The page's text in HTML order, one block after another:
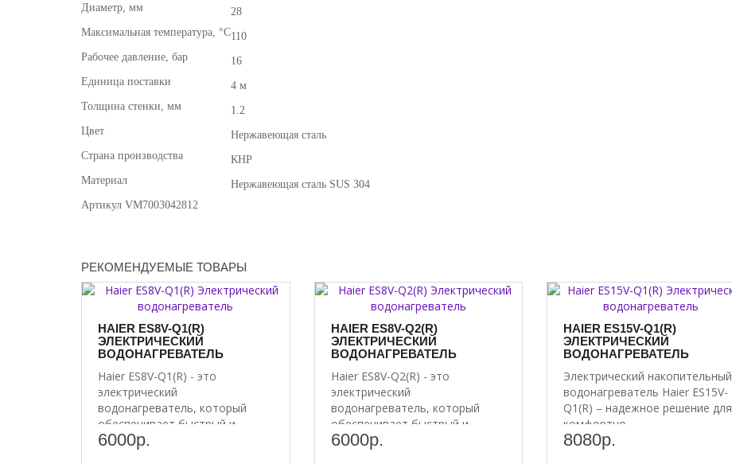
Диаметр, мм
28
Максимальная температура, °С110
Рабочее давление, бар
16
Единица поставки
4 м
Толщина стенки, мм
1.2
Цвет
Нержавеющая сталь
Страна производства
КНР
Материал
Нержавеющая сталь SUS 304
Артикул VM7003042812
РЕКОМЕНДУЕМЫЕ ТОВАРЫ
HAIER ES8V-Q1(R)
ЭЛЕКТРИЧЕСКИЙ
ВОДОНАГРЕВАТЕЛЬ
Haier ES8V-Q1(R) - это
электрический
водонагреватель, который
обеспечивает быстрый и
эффективный наг..
6000р.
HAIER ES8V-Q2(R)
ЭЛЕКТРИЧЕСКИЙ
ВОДОНАГРЕВАТЕЛЬ
Haier ES8V-Q2(R) - это
электрический
водонагреватель, который
обеспечивает быстрый и
эффективный наг..
6000р.
HAIER ES15V-Q1(R)
ЭЛЕКТРИЧЕСКИЙ
ВОДОНАГРЕВАТЕЛЬ
Электрический накопительный
водонагреватель Haier ES15V-
Q1(R) – надежное решение для
комфортно..
8080р.